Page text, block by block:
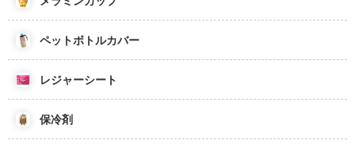
ペットボトルカバー
レジャーシート
保冷剤